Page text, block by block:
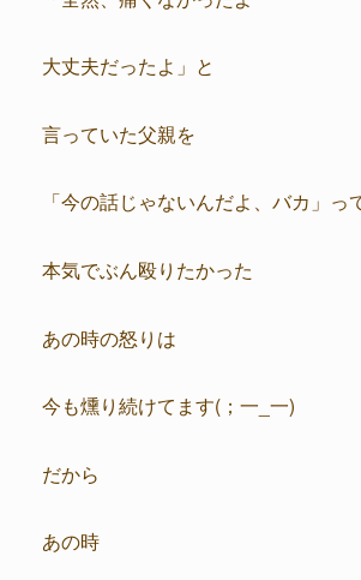
大丈夫だったよ」と
言っていた父親を
「今の話じゃないんだよ、バカ」っ
本気でぶん殴りたかった
あの時の怒りは
今も燻り続けてます(；一_一)
だから
あの時